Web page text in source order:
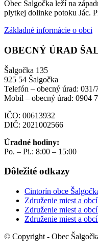
Obec Šalgočka leží na
plytkej dolinke potoku Jác.
Základné informácie o obci
OBECNÝ ÚRAD
Šalgočka 135
925 54 Šalgočka
Telefón – obecný úrad: 031/
Mobil – obecný úrad: 0904
IČO: 00613932
DIČ: 2021002566
Úradné hodiny:
Po. – Pi.: 8:00 – 15:00
Dôležité odkazy
Cintorín obce
Združenie miest a
Združenie miest a
Združenie miest a
© Copyright - Obec